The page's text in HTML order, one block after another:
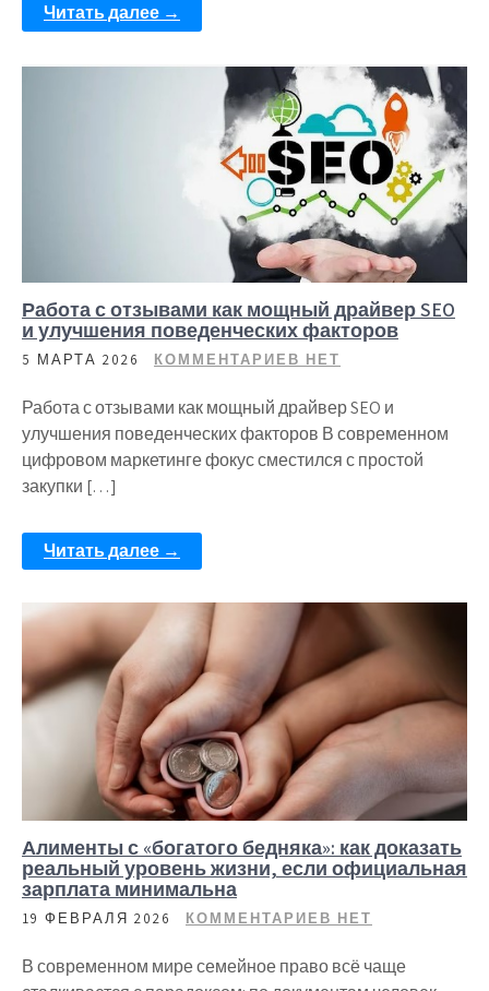
Читать далее →
Работа с отзывами как мощный драйвер SEO
и улучшения поведенческих факторов
5 МАРТА 2026 КОММЕНТАРИЕВ НЕТ
Работа с отзывами как мощный драйвер SEO и
улучшения поведенческих факторов В современном
цифровом маркетинге фокус сместился с простой
закупки […]
Читать далее →
Алименты с «богатого бедняка»: как доказать
реальный уровень жизни, если официальная
зарплата минимальна
19 ФЕВРАЛЯ 2026 КОММЕНТАРИЕВ НЕТ
В современном мире семейное право всё чаще